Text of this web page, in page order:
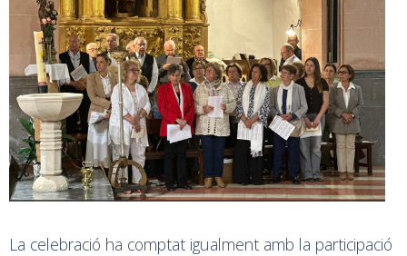
La celebració ha comptat igualment amb la participació